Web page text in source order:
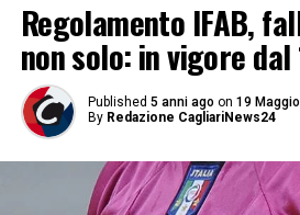
Regolamento IFAB,
non solo: in vigore
Published 5 anni ago on 19
By Redazione CagliariNews24